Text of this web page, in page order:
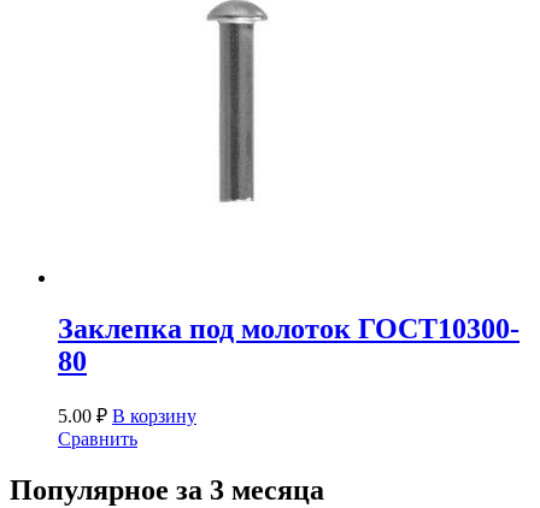
Заклепка под молоток ГОСТ10300-
80
5.00 ₽ В корзину
Сравнить
Популярное за 3 месяца